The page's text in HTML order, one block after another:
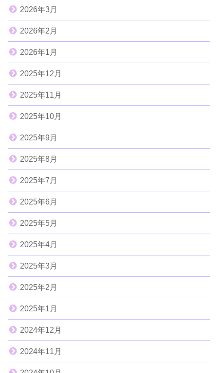
2026年3月
2026年2月
2026年1月
2025年12月
2025年11月
2025年10月
2025年9月
2025年8月
2025年7月
2025年6月
2025年5月
2025年4月
2025年3月
2025年2月
2025年1月
2024年12月
2024年11月